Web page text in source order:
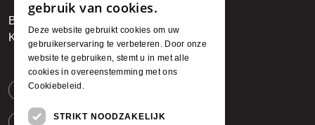
BTW: NL850794912B01
KvK: 89722027
Facebook
Instagram
gebruik van cookies.
Deze website gebruikt cookies om uw
gebruikerservaring te verbeteren. Door onze
website te gebruiken, stemt u in met alle
cookies in overeenstemming met ons
Cookiebeleid.
STRIKT NOODZAKELIJK